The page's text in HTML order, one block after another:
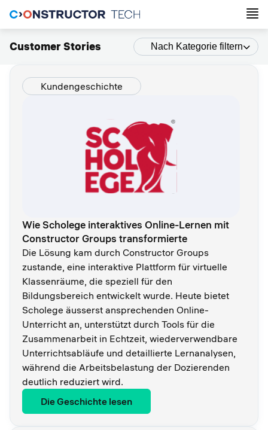
Customer Stories Nach Kategorie filtern
Kundengeschichte
Wie Scholege interaktives Online-Lernen mit
Constructor Groups transformierte
Die Lösung kam durch Constructor Groups
zustande, eine interaktive Plattform für virtuelle
Klassenräume, die speziell für den
Bildungsbereich entwickelt wurde. Heute bietet
Scholege äusserst ansprechenden Online-
Unterricht an, unterstützt durch Tools für die
Zusammenarbeit in Echtzeit, wiederverwendbare
Unterrichtsabläufe und detaillierte Lernanalysen,
während die Arbeitsbelastung der Dozierenden
deutlich reduziert wird.
Die Geschichte lesen